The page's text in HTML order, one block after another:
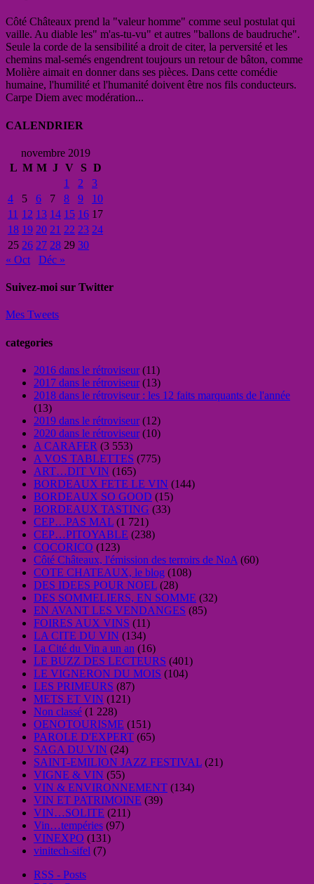
Côté Châteaux prend la "valeur homme" comme seul postulat qui
vaille. Au diable les" m'as-tu-vu" et autres "ballons de baudruche".
Seule la corde de la sensibilité a droit de citer, la perversité et les
chemins mal-semés engendrent toujours un retour de bâton, comme
Molière aimait en donner dans ses pièces. Dans cette comédie
humaine, l'humilité et l'humanité doivent être nos fils conducteurs.
Carpe Diem avec modération...
CALENDRIER
novembre 2019
L M M J V S D
1
2
3
4
5 6 7 8 9
10
11 12 13 14 15 16 17
18 19 20 21 22 23 24
25 26 27 28 29 30
« Oct
Déc »
Suivez-moi sur Twitter
Mes Tweets
categories
2016 dans le rétroviseur(11)
2017 dans le rétroviseur(13)
2018 dans le rétroviseur : les 12 faits marquants de l'année
(13)
2019 dans le rétroviseur(12)
2020 dans le rétroviseur(10)
A CARAFER (3 553)
A VOS TABLETTES (775)
ART…DIT VIN (165)
BORDEAUX FETE LE VIN (144)
BORDEAUX SO GOOD (15)
BORDEAUX TASTING (33)
CEP…PAS MAL (1 721)
CEP…PITOYABLE (238)
COCORICO (123)
Côté Châteaux, l'émission des terroirs de NoA (60)
COTE CHATEAUX, le blog (108)
DES IDEES POUR NOEL (28)
DES SOMMELIERS, EN SOMME (32)
EN AVANT LES VENDANGES (85)
FOIRES AUX VINS (11)
LA CITE DU VIN (134)
La Cité du Vin a un an (16)
LE BUZZ DES LECTEURS (401)
LE VIGNERON DU MOIS (104)
LES PRIMEURS (87)
METS ET VIN (121)
Non classé (1 228)
OENOTOURISME (151)
PAROLE D'EXPERT (65)
SAGA DU VIN (24)
SAINT-EMILION JAZZ FESTIVAL (21)
VIGNE & VIN (55)
VIN & ENVIRONNEMENT (134)
VIN ET PATRIMOINE (39)
VIN…SOLITE (211)
Vin…tempéries (97)
VINEXPO (131)
vinitech-sifel (7)
RSS - Posts